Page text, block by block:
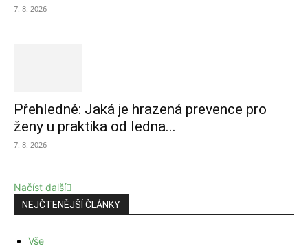
7. 8. 2026
Přehledně: Jaká je hrazená prevence pro
ženy u praktika od ledna...
7. 8. 2026
Načíst další
NEJČTENĚJŠÍ ČLÁNKY
Vše